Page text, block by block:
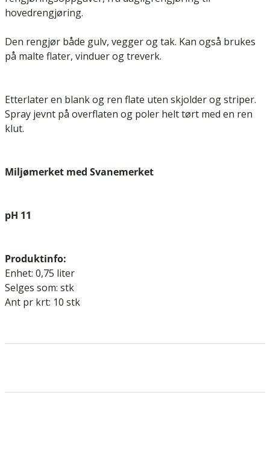
hovedrengjøring.
Den rengjør både gulv, vegger og tak. Kan også brukes
på malte flater, vinduer og treverk.
Etterlater en blank og ren flate uten skjolder og striper.
Spray jevnt på overflaten og poler helt tørt med en ren
klut.
Miljømerket med Svanemerket
pH 11
Produktinfo:
Enhet: 0,75 liter
Selges som: stk
Ant pr krt: 10 stk